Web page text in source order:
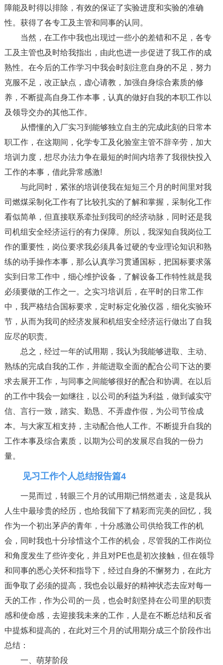
障能及时得以排除，有效的保证了实验进度和实验的准确
性。获得了各专工及主管和同事的认同。
当然，在工作中我也出现过一些小的差错和不足，各专
工及主管也及时给我指出，由此也进一步促进了我工作的成
熟性。在今后的工作学习中我会时刻注意自身的不足，努力
克服不足，改正缺点，虚心请教，加强自身综合素质的修
养，不断提高自身工作本事，认真的做好自我的本职工作以
及领导交办的其他工作。
从懵懂的入厂实习到能够独立自主的完成此刻的日常本
职工作，在这期间，化学专工及化验室主管不辞辛劳，加大
培训力度，想尽办法力争在最短的时间内培养了我很快投入
工作的本事，借此异常感激!
与此同时，紧张的培训使我在短短三个月的时间里对我
司燃煤采制化工作有了比较扎实的了解和掌握，采制化工作
看似简单，但直接联系牵扯到我司的经济动脉，同时还是我
司机组安全经济运行的有力保障。所以，我深知自我岗位工
作的重要性，岗位要求我必须具备过硬的专业理论知识和熟
练的动手操作本事，那么认真学习贯通国标，把国标要求落
实到日常工作中，细心维护设备，了解设备工作特性就是我
必须要做的工作之一。之实习培训后，在平时的日常工作
中，我严格结合国标要求，定时标定化验仪器，细化实验环
节，从而为我司的经济发展和机组安全经济运行做出了自我
应尽的职责。
总之，经过一年的试用期，我认为我能够进取、主动、
熟练的完成自我的工作，并能进取全面的配合公司下达的要
求去展开工作，与同事之间能够很好的配合和协调。在以后
的工作中我会一如继往，以公司的利益为利益，做到诚实守
信、言行一致，踏实、勤恳、不弄虚作假，为公司节俭成
本。与大家互相支持，主动配合他人工作。不断提升自我的
工作本事及综合素质，以期为公司的发展尽自我的一份力
量。
见习工作个人总结报告篇4
一晃而过，转眼三个月的试用期已悄然逝去，这是我从
人生中最珍贵的经历，也给我留下了精彩而完美的回忆，我
作为一个初出茅庐的青年，十分感激公司供给我工作的机
会，同时我也十分珍惜这个工作的机会，尽管我的工作岗位
和角度发生了些许变化，并且对PE也是初次接触，但在领导
和同事的悉心关怀和指导下，经过自身的不懈努力，在此方
面争取了必须的提高，我也会以最好的精神状态去应对每一
天的工作，作为公司的一员，也会时刻坚持在公司里的职责
感和使命感，去迎接我未来的工作，人是在不断总结和反省
中提炼和提高的，在此对三个月的试用期分成三个阶段作出
总结：
一、萌芽阶段